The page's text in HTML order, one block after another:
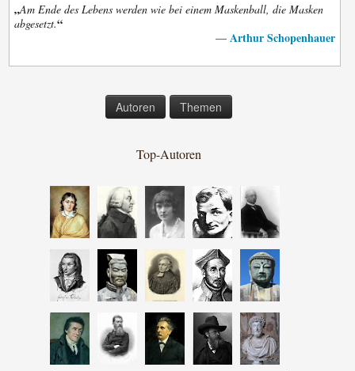
„Am Ende des Lebens werden wie bei einem Maskenball, die Masken
abgesetzt.“
— Arthur Schopenhauer
Autoren Themen
Top-Autoren